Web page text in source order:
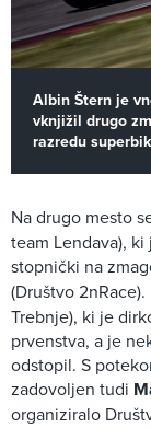
Albin Štern je
vknjižil drugo
razredu
Na drugo mesto
team Lendava),
stopnički na
(Društvo
Trebnje), ki je
prvenstva, a je
odstopil. S
zadovoljen tudi
organiziralo